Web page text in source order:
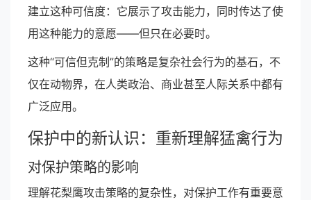
建立这种可信度：它展示了攻击能力，同时传达了使
用这种能力的意愿——但只在必要时。
这种“可信但克制”的策略是复杂社会行为的基石，不
仅在动物界，在人类政治、商业甚至人际关系中都有
广泛应用。
保护中的新认识：重新理解猛禽行为
对保护策略的影响
理解花梨鹰攻击策略的复杂性，对保护工作有重要意